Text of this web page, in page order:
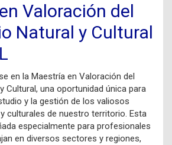
Valoración del
Natural y Cultural
en la Maestría en Valoración del
Cultural, una oportunidad única para
y la gestión de los valiosos
culturales de nuestro territorio. Esta
especialmente para profesionales
en diversos sectores y regiones,